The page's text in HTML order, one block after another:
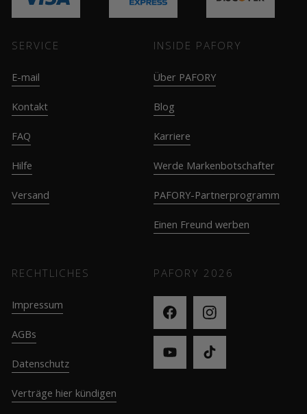
SERVICE
E-mail
Kontakt
FAQ
Hilfe
Versand
INSIDE PAFORY
Über PAFORY
Blog
Karriere
Werde Markenbotschafter
PAFORY-Partnerprogramm
Einen Freund werben
RECHTLICHES
Impressum
AGBs
Datenschutz
Verträge hier kündigen
PAFORY 2026